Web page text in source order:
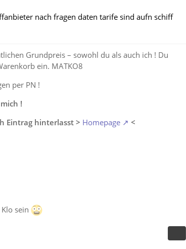
nach fragen daten tarife sind aufn schiff
Grundpreis – sowohl du als auch ich ! Du
ein. MATKO8
per PN !
!
Eintrag hinterlasst > Homepage <
sein